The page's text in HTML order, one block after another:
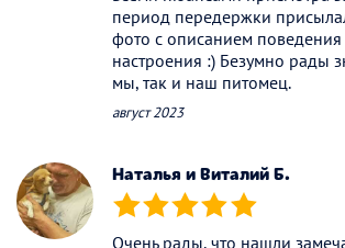
период передержки
фото с описанием
настроения :) Безумно рады
мы, так и наш питомец.
август 2023
Наталья и Виталий Б.
(*) (*) (*) (*) (*)
Очень рады, что нашли